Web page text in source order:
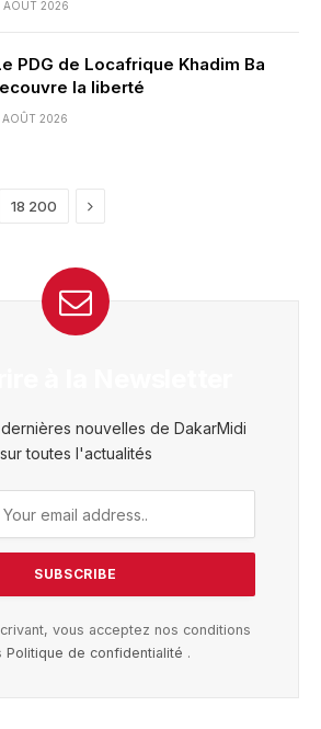
AOÛT 2026
PDG de Locafrique Khadim Ba
la liberté
AOÛT 2026
18 200 Next
nouvelles de DakarMidi
sur toutes l'actualités
vous acceptez nos conditions
Politique de confidentialité .